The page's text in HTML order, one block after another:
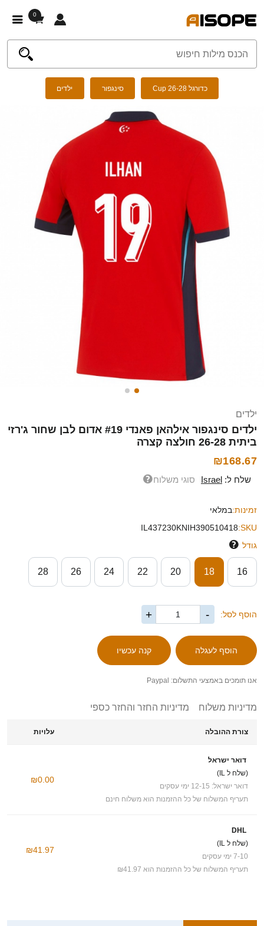
0
כדורגל Cup 26-28 סינגפור ילדים
ילדים
ילדים סינגפור אילהאן פאנדי #19 אדום לבן שחור ג'רזי
ביתית 26-28 חולצה קצרה
₪168.67
שלח ל: Israel סוגי משלוח
זמינות:במלאי
SKU:
IL437230KNIH390510418
גודל
16
18
20
22
24
26
28
הוסף לסל: -
+
אנו תומכים באמצעי התשלום: Paypal
מדיניות משלוח מדיניות החזר והחזר כספי
צורת ההובלה עלויות
דואר ישראל
(שלח ל IL)
דואר ישראל: 12-15 ימי עסקים
תעריף המשלוח של כל ההזמנות הוא משלוח חינם
₪0.00
DHL
(שלח ל IL)
7-10 ימי עסקים
תעריף המשלוח של כל ההזמנות הוא ₪41.97
₪41.97